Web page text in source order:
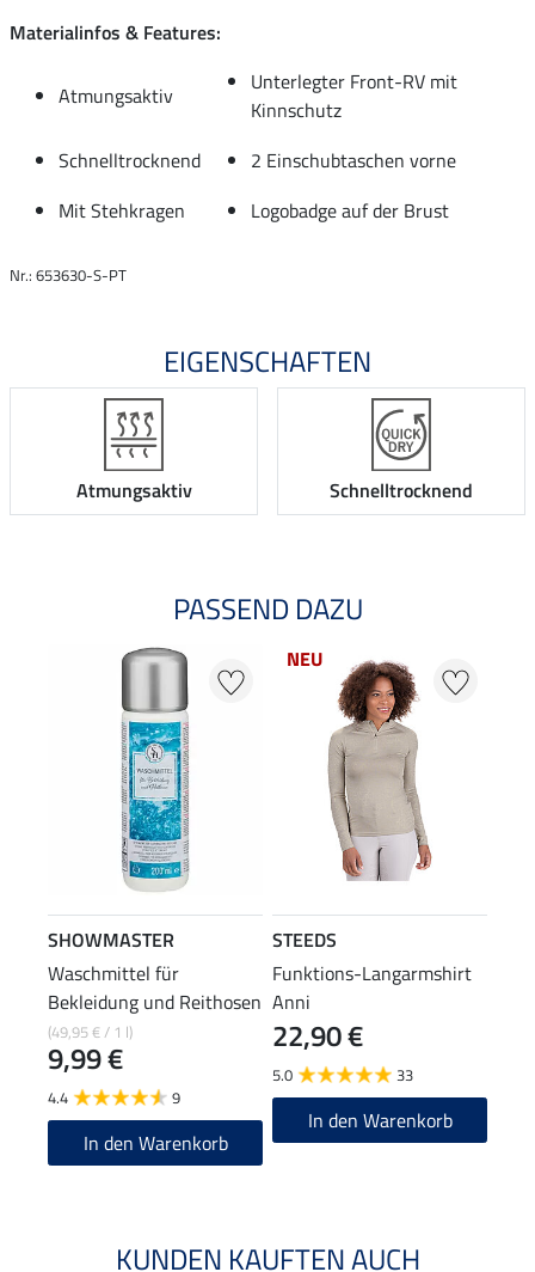
Materialinfos & Features:
Atmungsaktiv
Unterlegter Front-RV mit
Kinnschutz
Schnelltrocknend
2 Einschubtaschen vorne
Mit Stehkragen
Logobadge auf der Brust
Nr.: 653630-S-PT
EIGENSCHAFTEN
Atmungsaktiv Schnelltrocknend
PASSEND DAZU
SHOWMASTER
Waschmittel für
Bekleidung und Reithosen
(49,95 € / 1 l)
9,99 €
4.4 9
In den Warenkorb
NEU
STEEDS
Funktions-Langarmshirt
Anni
22,90 €
5.0 33
In den Warenkorb
KUNDEN KAUFTEN AUCH